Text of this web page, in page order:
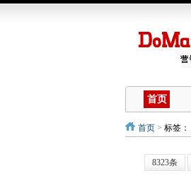
首页
首页 > 标签：
8323条